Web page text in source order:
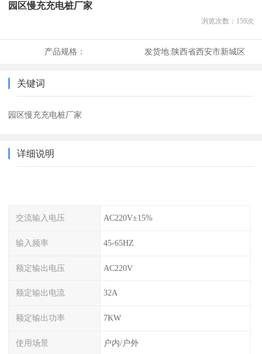
园区慢充充电桩厂家
浏览次数： 159次
产品规格： 发货地:陕西省西安市新城区
关键词
园区慢充充电桩厂家
详细说明
交流输入电压 AC220V±15%
输入频率 45-65HZ
额定输出电压 AC220V
额定输出电流 32A
额定输出功率 7KW
使用场景 户内/户外